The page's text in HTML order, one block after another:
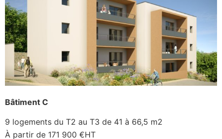
Bâtiment C
9 logements du T2 au T3 de 41 à 66,5 m2
À partir de 171 900 €HT